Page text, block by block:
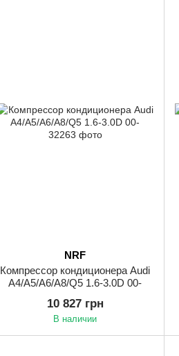
NRF
Компрессор кондиционера Audi
A4/A5/A6/A8/Q5 1.6-3.0D 00-
10 827 грн
В наличии